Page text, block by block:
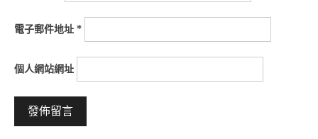
電子郵件地址 *
個人網站網址